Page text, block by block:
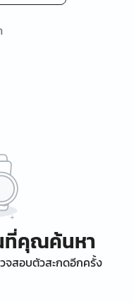
ที่คุณค้นหา
จสอบตัวสะกดอีกครั้ง